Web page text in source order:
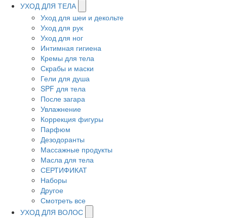
УХОД ДЛЯ ТЕЛА
Уход для шеи и декольте
Уход для рук
Уход для ног
Интимная гигиена
Кремы для тела
Скрабы и маски
Гели для душа
SPF для тела
После загара
Увлажнение
Коррекция фигуры
Парфюм
Дезодоранты
Массажные продукты
Масла для тела
СЕРТИФИКАТ
Наборы
Другое
Смотреть все
УХОД ДЛЯ ВОЛОС